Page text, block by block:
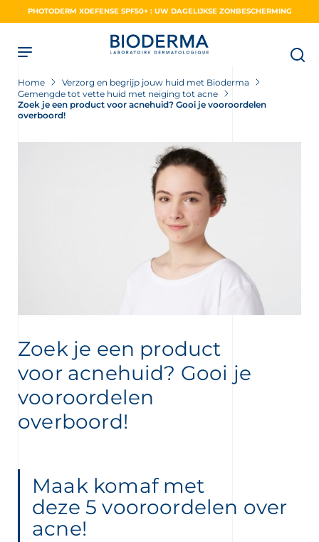
PHOTODERM XDEFENSE SPF50+ : UW DAGELIJKSE ZONBESCHERMING
NEWSLETTER
Home
Verzorg en begrijp jouw huid met Bioderma
Gemengde tot vette huid met neiging tot acne
Zoek je een product voor acnehuid? Gooi je vooroordelen
overboord!
Zoek je een product
voor acnehuid? Gooi je
vooroordelen
overboord!
Maak komaf met
deze 5 vooroordelen over
acne!